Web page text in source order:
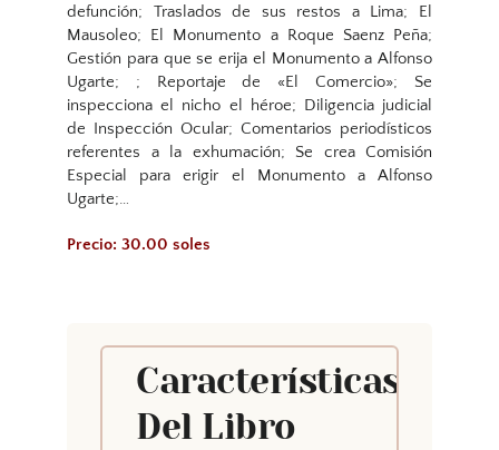
defunción; Traslados de sus restos a Lima; El
Mausoleo; El Monumento a Roque Saenz Peña;
Gestión para que se erija el Monumento a Alfonso
Ugarte; ; Reportaje de «El Comercio»; Se
inspecciona el nicho el héroe; Diligencia judicial
de Inspección Ocular; Comentarios periodísticos
referentes a la exhumación; Se crea Comisión
Especial para erigir el Monumento a Alfonso
Ugarte;…
Precio: 30.00 soles
Características
Del Libro